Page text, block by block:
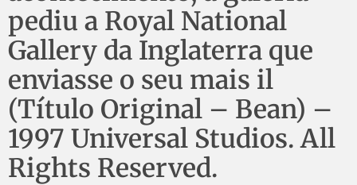
pediu a Royal National
Gallery da Inglaterra que
enviasse o seu mais il
(Título Original – Bean) –
1997 Universal Studios. All
Rights Reserved.